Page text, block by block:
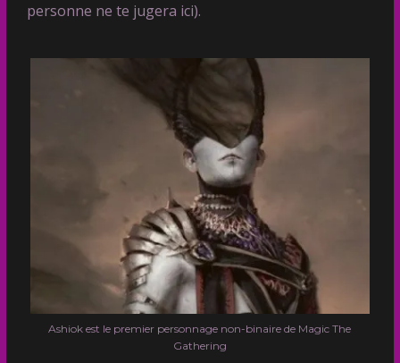
personne ne te jugera ici).
Ashiok est le premier personnage non-binaire de Magic The
Gathering